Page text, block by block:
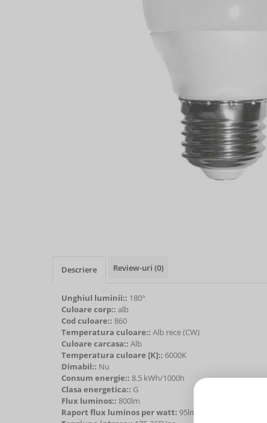
Descriere Review-uri (0)
Unghiul luminii:: 180°
Culoare corp:: alb
Cod culoare:: 860
Temperatura culoare:: Alb rece (CW)
Culoare carcasa:: Alb
Temperatura culoare [K]:: 6000K
Dimabil:: Nu
Consum energie:: 8.5 kWh/1000h
Clasa energetica:: G
Flux luminos:: 800lm
Raport flux luminos per watt: 95lm/W